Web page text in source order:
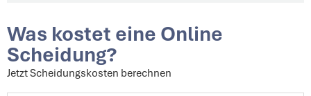
Was kostet eine Online
Scheidung?
Jetzt Scheidungskosten berechnen